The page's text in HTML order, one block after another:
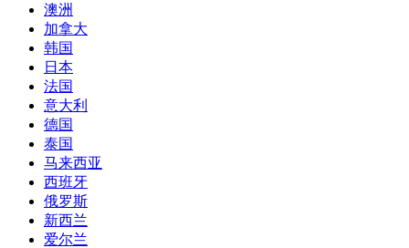
澳洲
加拿大
韩国
日本
法国
意大利
德国
泰国
马来西亚
西班牙
俄罗斯
新西兰
爱尔兰